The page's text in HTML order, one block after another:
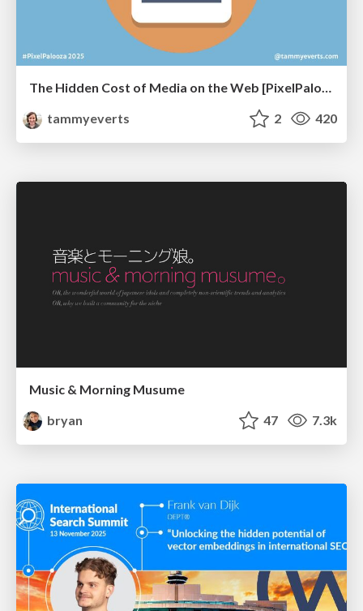
The Hidden Cost of Media on the Web [PixelPalooza 2025]
tammyeverts
2 420
Music & Morning Musume
bryan
47 7.3k